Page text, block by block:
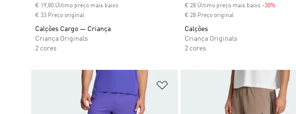
€ 19,80 Último preço mais baixo
€ 33 Preço original
Calções Cargo — Criança
Criança Originals
2 cores
€ 28 Último preço mais baixo -30%Discount
€ 28 Preço original
Calções
Criança Originals
2 cores
Adicionar à Lista de Desejos